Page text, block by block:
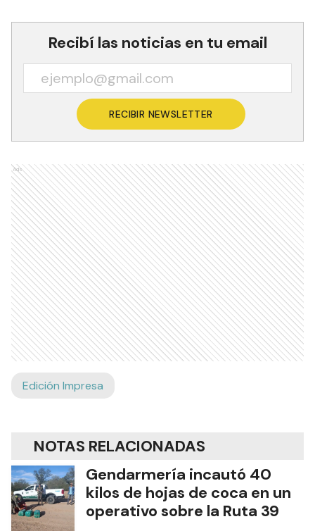
Recibí las noticias en tu email
RECIBIR NEWSLETTER
Ads
Edición Impresa
NOTAS RELACIONADAS
Gendarmería incautó 40
kilos de hojas de coca en un
operativo sobre la Ruta 39